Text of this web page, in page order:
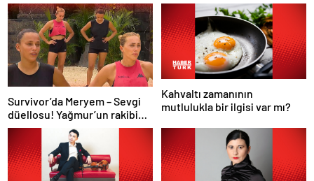
Survivor’da Meryem – Sevgi
düellosu! Yağmur’un rakibi
belli oldu
Kahvaltı zamanının
mutlulukla bir ilgisi var mı?